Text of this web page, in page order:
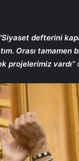
defterini
Orası
projelerimiz vardı”